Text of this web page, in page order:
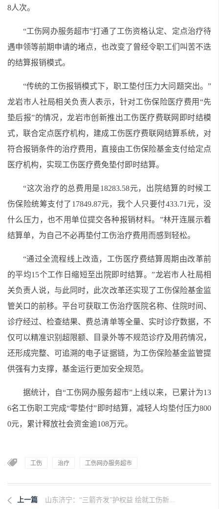
8人次。
“工伤网办服务超市”打通了工伤资格认定、定点治疗待
遇申领等前期申请的堵点，也改变了曾经令职工们叫苦不迭
的结算报销模式。
“传统的工伤报销模式下，职工垫付压力大问题突出。”
龙岩市人社局相关负责人表示，针对工伤保险医疗费用“先
垫后报”的情况，龙岩市创新推出工伤医疗费联网即时结模
式，联合定点医疗机构，建成工伤医疗费联网结算系统，对
符合报销条件的治疗费用，直接由工伤保险基金支付给定点
医疗机构，实现工伤医疗费免垫付即时结算。
“这次治疗的总费用是18283.58元，出院结算的时候工
伤保险统筹支付了17849.87元，我个人只要付433.71元，没
什么压力，也不用单位提交各种报销材料。”林开连展示着
结算单，为自己不必再垫付工伤治疗费用而感到轻松。
“通过全流程线上改造，工伤医疗费结算周期由改革前
的平均15个工作日缩短至出院即时结算。”龙岩市人社局相
关负责人说，与此同时，此次改革还实现了工伤保险基金监
管关口的前移。平台可获取工伤治疗医院名称、住院时间、
诊疗经过、检查结果、费总清单等全量、实时诊疗数据，不
仅可以精准识别超限额、目录外等不规范诊疗及用药情况，
还形成完整、可追溯的电子证据链，为工伤保险基金监管提
供强有力支撑，基金运行更加安全规范。
据统计，自“工伤网办服务超市”上线以来，已累计为13
6名工伤职工完成“零垫付”即时结算，减轻人均垫付压力800
0元，累计释放社会资金逾108万元。
工伤 治疗 工伤网办服务超市
上一篇 山东济宁：“三箭齐发”护权益 绘就工伤新...